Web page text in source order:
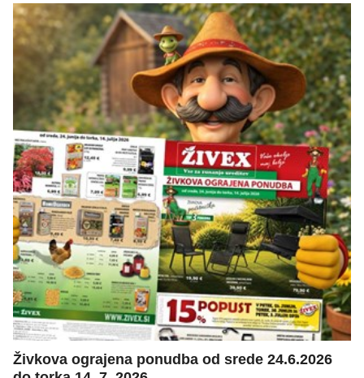
Živkova ograjena ponudba od srede 24.6.2026